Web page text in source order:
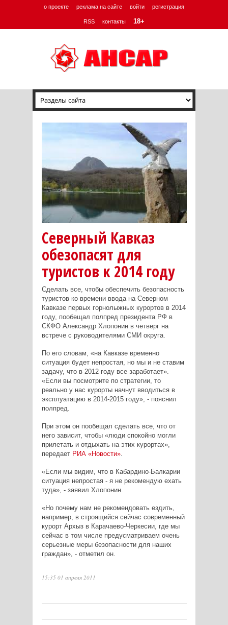
о проекте реклама на сайте войти регистрация
RSS контакты 18+
Северный Кавказ
обезопасят для
туристов к 2014 году
Сделать все, чтобы обеспечить безопасность
туристов ко времени ввода на Северном
Кавказе первых горнолыжных курортов в 2014
году, пообещал полпред президента РФ в
СКФО Александр Хлопонин в четверг на
встрече с руководителями СМИ округа.
По его словам, «на Кавказе временно
ситуация будет непростая, но мы и не ставим
задачу, что в 2012 году все заработает».
«Если вы посмотрите по стратегии, то
реально у нас курорты начнут вводиться в
эксплуатацию в 2014-2015 году», - пояснил
полпред.
При этом он пообещал сделать все, что от
него зависит, чтобы «люди спокойно могли
прилетать и отдыхать на этих курортах»,
передает РИА «Новости».
«Если мы видим, что в Кабардино-Балкарии
ситуация непростая - я не рекомендую ехать
туда», - заявил Хлопонин.
«Но почему нам не рекомендовать ездить,
например, в строящийся сейчас современный
курорт Архыз в Карачаево-Черкесии, где мы
сейчас в том числе предусматриваем очень
серьезные меры безопасности для наших
граждан», - отметил он.
15:35 01 апреля 2011